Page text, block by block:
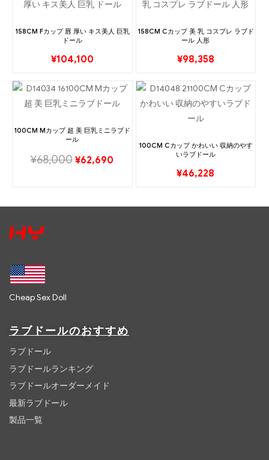
158CM Fカップ 唇 厚い キス美人 巨乳
ドール
¥104,100
158CM Cカップ 美 乳 コスプレ ラブド
ール 人形
¥98,358
100CM Mカップ 超 美 巨乳ミニラブド
ール
¥68,000 ¥62,690
100CM Cカップ かわいい 収納のやす
いラブドール
¥46,228
Cheap Sex Doll
ラブドールのおすすめ
ラブドール
ラブドールランキング
ラブドールオーダーメイド
最新ラブドール
製品一覧